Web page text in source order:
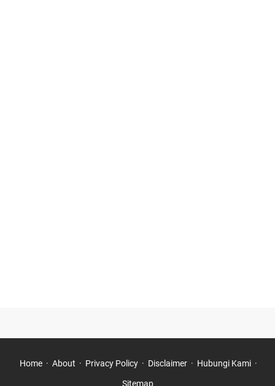
Home About Privacy Policy Disclaimer Hubungi Kami
Sitemap